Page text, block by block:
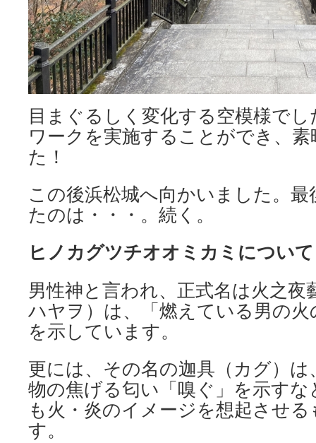
目まぐるしく変化する空模様で
ワークを実施することができ、
た！
この後浜松城へ向かいました。
たのは・・・。続く。
ヒノカグツチオオミカミについて
男性神と言われ、正式名は火之夜
ハヤヲ）は、「燃えている男の
を示しています。
更には、その名の迦具（カグ）
物の焦げる匂い「嗅ぐ」を示す
も火・炎のイメージを想起させ
す。